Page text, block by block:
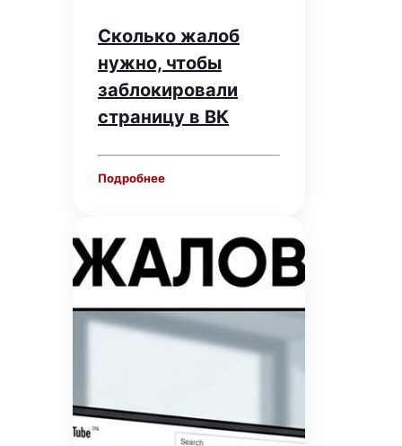
Сколько жалоб
нужно, чтобы
заблокировали
страницу в ВК
Подробнее